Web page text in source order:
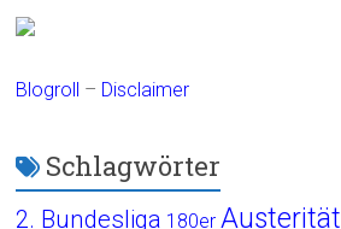
Blogroll – Disclaimer
Schlagwörter
2. Bundesliga 180er Austerität